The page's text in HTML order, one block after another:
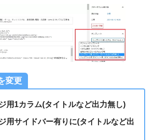
変更
用1カラム(タイトルなど出力無し)
用サイドバー有りに(タイトルなど出